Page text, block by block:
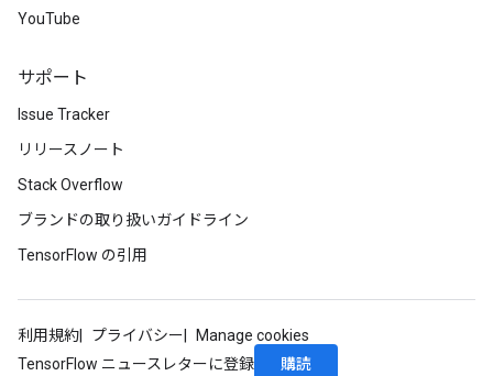
YouTube
サポート
Issue Tracker
リリースノート
Stack Overflow
ブランドの取り扱いガイドライン
TensorFlow の引用
利用規約 プライバシー
Manage cookies
TensorFlow ニュースレターに登録
購読